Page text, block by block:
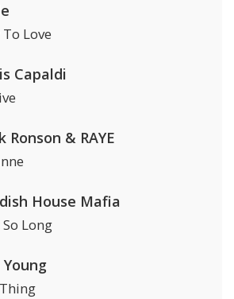
To Love
Capaldi
Ronson & RAYE
House Mafia
Long
Young